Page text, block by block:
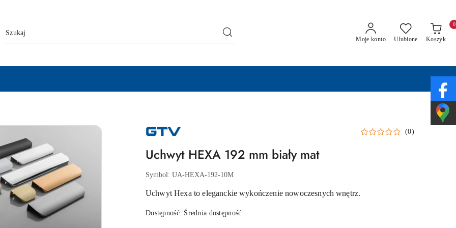
Moje konto Ulubione Koszyk
0
NAZWA
PRODUCENTA:
(0)
Uchwyt HEXA 192 mm biały mat
Symbol: UA-HEXA-192-10M
Uchwyt Hexa to eleganckie wykończenie nowoczesnych wnętrz.
Dostępność: Średnia dostępność